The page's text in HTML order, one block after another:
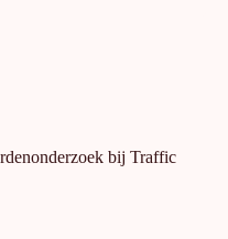
bij Traffic